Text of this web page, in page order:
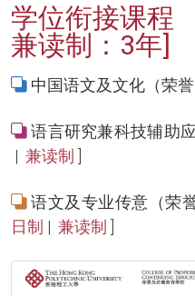
学位衔接课程
兼读制：3年]
中国语文及文化（荣
语言研究兼科技辅助
| 兼读制 ]
语文及专业传意（荣
日制 | 兼读制 ]